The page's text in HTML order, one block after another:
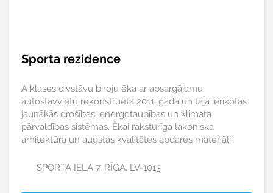
Sporta rezidence
A klases divstāvu biroju ēka ar apsargājamu
autostāvvietu rekonstruēta 2011. gadā un tajā ierīkotas
jaunākās drošības, energotaupības un klimata
pārvaldības sistēmas. Ēkai raksturīga lakoniska
arhitektūra un augstas kvalitātes apdares materiāli.
SPORTA IELA 7, RĪGA, LV-1013